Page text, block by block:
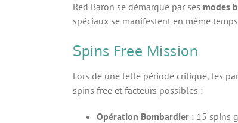
Red Baron se démarque par ses modes
spéciaux se manifestent en même
Spins Free Mission
Lors de une telle période critique, les
spins free et facteurs possibles :
Opération Bombardier : 15 spins